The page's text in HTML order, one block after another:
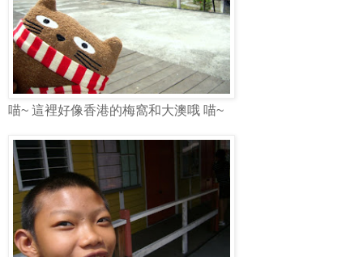
喵~ 這裡好像香港的梅窩和大澳哦 喵~